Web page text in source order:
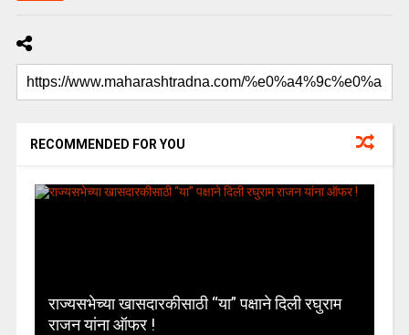
RECOMMENDED FOR YOU
राज्यसभेच्या खासदारकीसाठी “या” पक्षाने दिली रघुराम
राजन यांना ऑफर !